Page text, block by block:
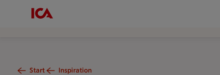
Start Inspiration